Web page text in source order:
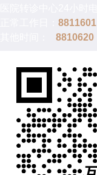
8811601
8810620